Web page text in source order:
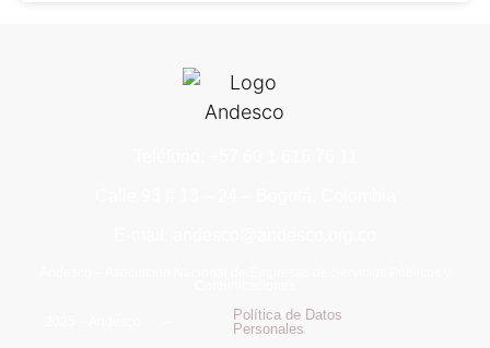
Política de Datos
Personales